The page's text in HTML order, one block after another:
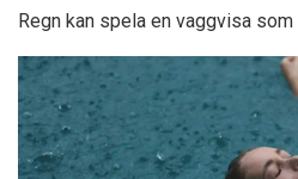
Regn kan spela en vaggvisa